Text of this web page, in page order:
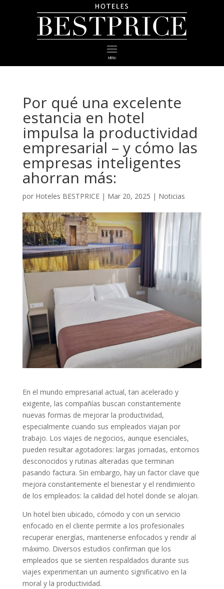
MENU
Por qué una excelente
estancia en hotel
impulsa la productividad
empresarial – y cómo las
empresas inteligentes
ahorran más:
por Hoteles BESTPRICE| Mar 20, 2025 | Noticias
En el mundo empresarial actual, tan acelerado y
exigente, las compañías buscan constantemente
nuevas formas de mejorar la productividad,
especialmente cuando sus empleados viajan por
trabajo. Los viajes de negocios, aunque esenciales,
pueden resultar agotadores: largas jornadas, entornos
desconocidos y rutinas alteradas que terminan
pasando factura. Sin embargo, hay un factor clave que
mejora constantemente el bienestar y el rendimiento
de los empleados: la calidad del hotel donde se alojan.
Un hotel bien ubicado, cómodo y con un servicio
enfocado en el cliente permite a los profesionales
recuperar energías, mantenerse enfocados y rendir al
máximo. Diversos estudios confirman que los
empleados que se sienten respaldados durante sus
viajes experimentan un aumento significativo en la
moral y la productividad.